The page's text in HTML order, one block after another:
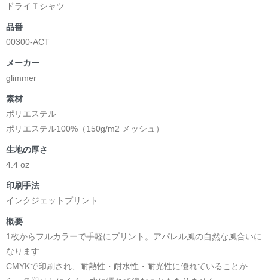
ドライＴシャツ
品番
00300-ACT
メーカー
glimmer
素材
ポリエステル
ポリエステル100%（150g/m2 メッシュ）
生地の厚さ
4.4 oz
印刷手法
インクジェットプリント
概要
1枚からフルカラーで手軽にプリント。アパレル風の自然な風合いに
なります
CMYKで印刷され、耐熱性・耐水性・耐光性に優れていることか